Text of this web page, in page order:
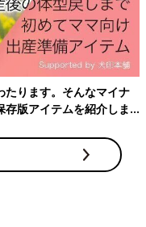
セレクト！可愛いだけ
ちらのお宅では姉妹で
たります。そんなマイナ
版アイテムを紹介しま